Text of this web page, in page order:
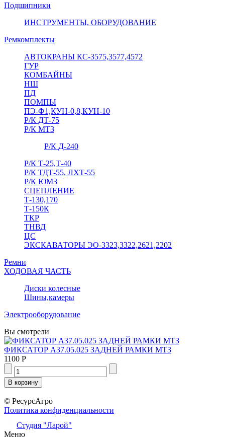
Подшипники
ИНСТРУМЕНТЫ, ОБОРУДОВАНИЕ
Ремкомплекты
АВТОКРАНЫ КС-3575,3577,4572
ГУР
КОМБАЙНЫ
НШ
ПД
ПОМПЫ
ПЭ-Ф1,КУН-0,8,КУН-10
Р/К ДТ-75
Р/К МТЗ
Р/К Д-240
Р/К Т-25,Т-40
Р/К ТДТ-55, ЛХТ-55
Р/К ЮМЗ
СЦЕПЛЕНИЕ
Т-130,170
Т-150К
ТКР
ТНВД
ЦС
ЭКСКАВАТОРЫ ЭО-3323,3322,2621,2202
Ремни
ХОДОВАЯ ЧАСТЬ
Диски колесные
Шины,камеры
Электрооборудование
Вы смотрели
ФИКСАТОР А37.05.025 ЗАДНЕЙ РАМКИ МТЗ
1100 Р
© РесурсАгро
Политика конфиденциальности
Студия "Ларой"
Меню